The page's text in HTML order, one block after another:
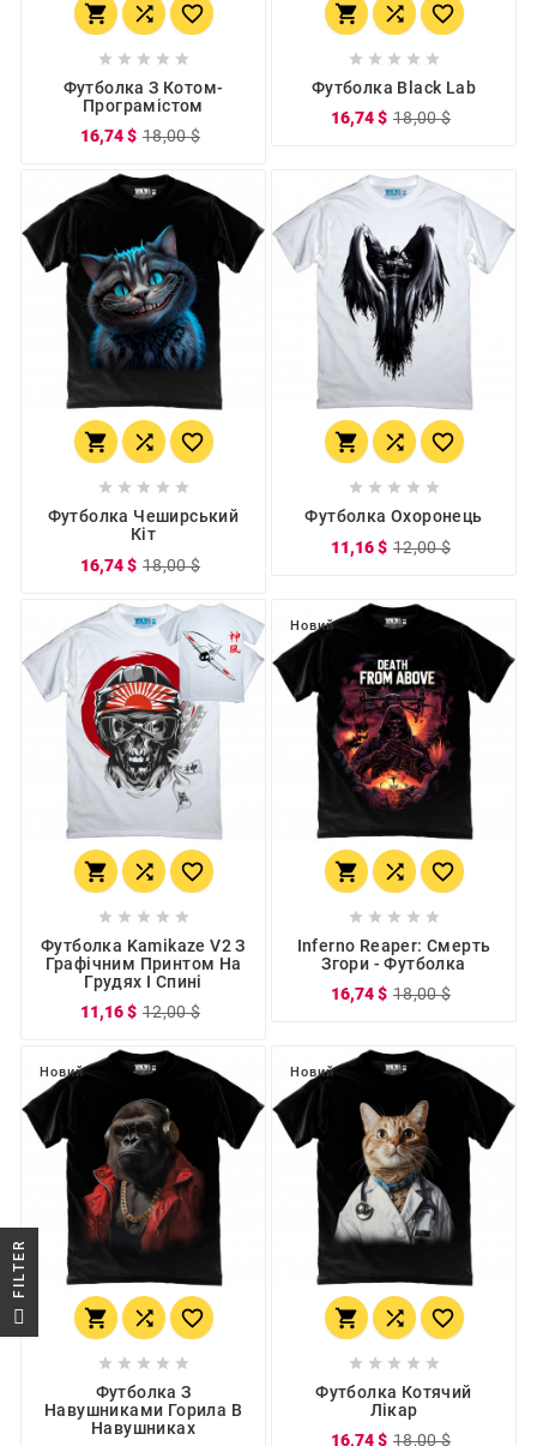
  
    
Футболка З Котом-
Програмістом
16,74 $ 18,00 $
  
    
Футболка Black Lab
16,74 $ 18,00 $
  
    
Футболка Чеширський
Кіт
16,74 $ 18,00 $
  
    
Футболка Охоронець
11,16 $ 12,00 $
  
    
Футболка Kamikaze V2 З
Графічним Принтом На
Грудях І Спині
11,16 $ 12,00 $
Новий
  
    
Inferno Reaper: Смерть
Згори - Футболка
16,74 $ 18,00 $
Новий
  
    
Футболка З
Навушниками Горила В
Навушниках
Новий
  
    
Футболка Котячий
Лікар
16,74 $ 18,00 $
R